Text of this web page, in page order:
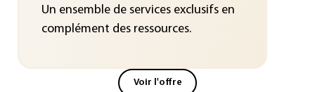
Un ensemble de services exclusifs en
complément des ressources.
Voir l'offre